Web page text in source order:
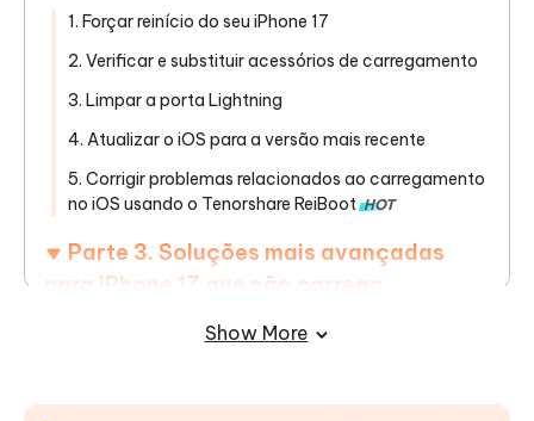
1. Forçar reinício do seu iPhone 17
2. Verificar e substituir acessórios de carregamento
3. Limpar a porta Lightning
4. Atualizar o iOS para a versão mais recente
5. Corrigir problemas relacionados ao carregamento
no iOS usando o Tenorshare ReiBoot HOT
Parte 3. Soluções mais avançadas
para iPhone 17 que não carrega
Parte 4. Dicas preventivas para evitar
indica que está carregando ios 26
Show More